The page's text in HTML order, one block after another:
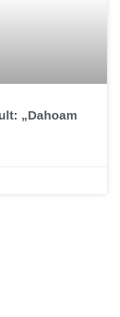
„Dahoam